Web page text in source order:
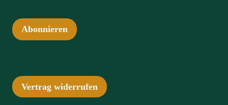
Abonnieren
Vertrag widerrufen